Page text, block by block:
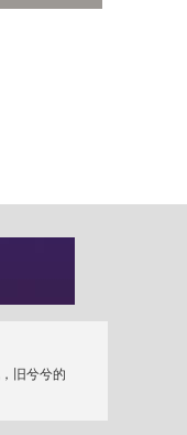
旧兮兮的